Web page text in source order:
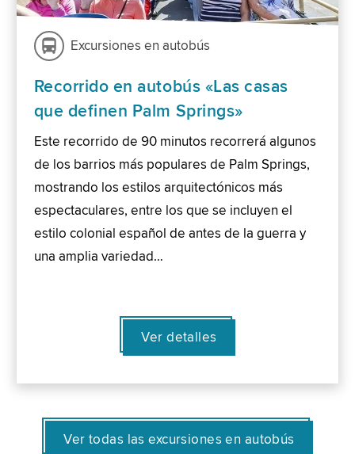
Excursiones en autobús
Recorrido en autobús «Las casas
que definen Palm Springs»
Este recorrido de 90 minutos recorrerá algunos
de los barrios más populares de Palm Springs,
mostrando los estilos arquitectónicos más
espectaculares, entre los que se incluyen el
estilo colonial español de antes de la guerra y
una amplia variedad…
Ver detalles
Ver todas las excursiones en autobús